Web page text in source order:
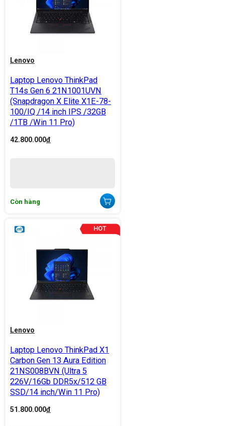
Lenovo
Laptop Lenovo ThinkPad
T14s Gen 6 21N1001UVN
(Snapdragon X Elite X1E-78-
100/IQ /14 inch IPS /32GB
/1TB /Win 11 Pro)
42.800.000đ
Còn hàng
Lenovo
Laptop Lenovo ThinkPad X1
Carbon Gen 13 Aura Edition
21NS008BVN (Ultra 5
226V/16Gb DDR5x/512 GB
SSD/14 inch/Win 11 Pro)
51.800.000đ